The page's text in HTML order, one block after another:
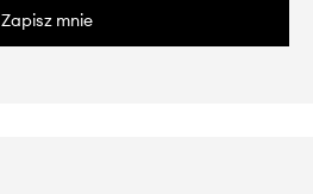
Zapisz mnie